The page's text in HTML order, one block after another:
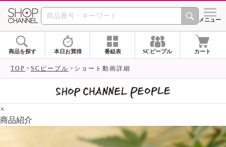
SHOP CHANNEL シメニュー
商品を探す 本日お買得 番組表 SCピープル カート
TOP SCピープル ショート動画詳細
×
商品紹介